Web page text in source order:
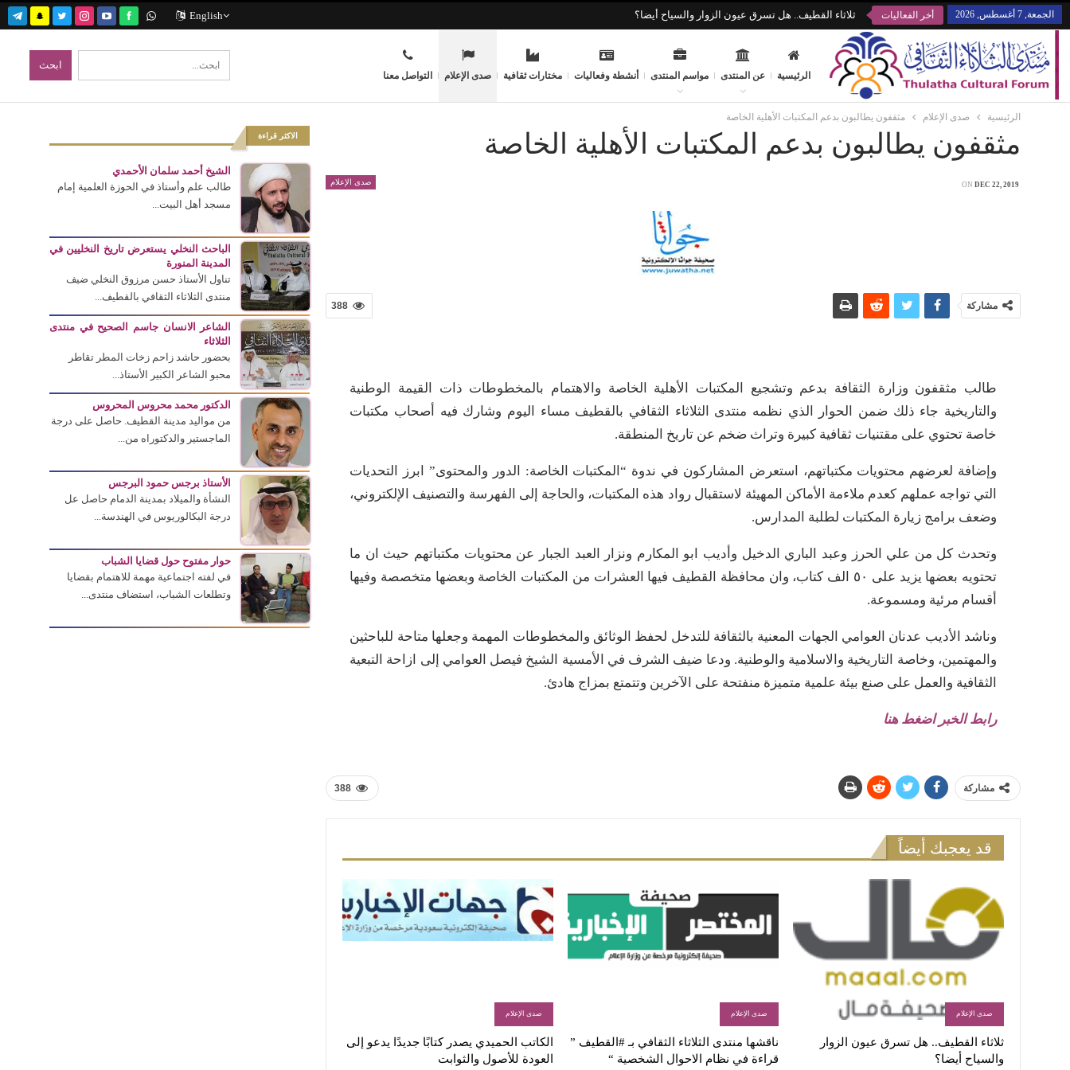
English الجمعة, 7 أغسطس, 2026 أخر الفعاليات ثلاثاء القطيف.. هل تسرق عيون الزوار والسياح أيضا؟
الرئيسية عن المنتدى مواسم المنتدى أنشطة وفعاليات مختارات ثقافية صدى الإعلام التواصل معنا
الرئيسية صدى الإعلام مثقفون يطالبون بدعم المكتبات الأهلية الخاصة
مثقفون يطالبون بدعم المكتبات الأهلية الخاصة
صدى الإعلام ON DEC 22, 2019
388 مشاركة
طالب مثقفون وزارة الثقافة بدعم وتشجيع المكتبات الأهلية الخاصة والاهتمام بالمخطوطات ذات القيمة الوطنية
والتاريخية جاء ذلك ضمن الحوار الذي نظمه منتدى الثلاثاء الثقافي بالقطيف مساء اليوم وشارك فيه أصحاب مكتبات
خاصة تحتوي على مقتنيات ثقافية كبيرة وتراث ضخم عن تاريخ المنطقة.
وإضافة لعرضهم محتويات مكتباتهم، استعرض المشاركون في ندوة “المكتبات الخاصة: الدور والمحتوى” ابرز التحديات
التي تواجه عملهم كعدم ملاءمة الأماكن المهيئة لاستقبال رواد هذه المكتبات، والحاجة إلى الفهرسة والتصنيف الإلكتروني،
وضعف برامج زيارة المكتبات لطلبة المدارس.
وتحدث كل من علي الحرز وعبد الباري الدخيل وأديب ابو المكارم ونزار العبد الجبار عن محتويات مكتباتهم حيث ان ما
تحتويه بعضها يزيد على ٥٠ الف كتاب، وان محافظة القطيف فيها العشرات من المكتبات الخاصة وبعضها متخصصة وفيها
أقسام مرئية ومسموعة.
وناشد الأديب عدنان العوامي الجهات المعنية بالثقافة للتدخل لحفظ الوثائق والمخطوطات المهمة وجعلها متاحة للباحثين
والمهتمين، وخاصة التاريخية والاسلامية والوطنية. ودعا ضيف الشرف في الأمسية الشيخ فيصل العوامي إلى ازاحة التبعية
الثقافية والعمل على صنع بيئة علمية متميزة منفتحة على الآخرين وتتمتع بمزاج هادئ.
رابط الخبر اضغط هنا
388 مشاركة
قد يعجبك أيضاً
صدى الإعلام
ثلاثاء القطيف.. هل تسرق عيون الزوار
والسياح أيضا؟
صدى الإعلام
ناقشها منتدى الثلاثاء الثقافي بـ #القطيف ”
قراءة في نظام الاحوال الشخصية “
صدى الإعلام
الكاتب الحميدي يصدر كتابًا جديدًا يدعو إلى
العودة للأصول والثوابت
الاكثر قراءة
الشيخ أحمد سلمان الأحمدي
طالب علم وأستاذ في الحوزة العلمية إمام
مسجد أهل البيت...
الباحث النخلي يستعرض تاريخ النخليين في
المدينة المنورة
تناول الأستاذ حسن مرزوق النخلي ضيف
منتدى الثلاثاء الثقافي بالقطيف...
الشاعر الانسان جاسم الصحيح في منتدى
الثلاثاء
بحضور حاشد زاحم زخات المطر تقاطر
محبو الشاعر الكبير الأستاذ...
الدكتور محمد محروس المحروس
من مواليد مدينة القطيف. حاصل على درجة
الماجستير والدكتوراه من...
الأستاذ برجس حمود البرجس
النشأة والميلاد بمدينة الدمام حاصل عل
درجة البكالوريوس في الهندسة...
حوار مفتوح حول قضايا الشباب
في لفته اجتماعية مهمة للاهتمام بقضايا
وتطلعات الشباب، استضاف منتدى...